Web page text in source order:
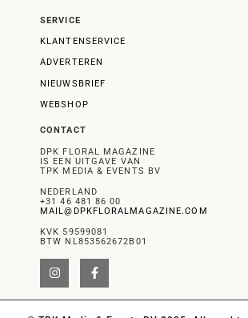
SERVICE
KLANTENSERVICE
ADVERTEREN
NIEUWSBRIEF
WEBSHOP
CONTACT
DPK FLORAL MAGAZINE
IS EEN UITGAVE VAN
TPK MEDIA & EVENTS BV
NEDERLAND
+31 46 481 86 00
MAIL@DPKFLORALMAGAZINE.COM
KVK 59599081
BTW NL853562672B01